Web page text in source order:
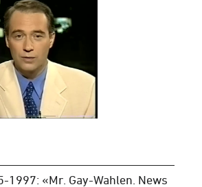
1997: «Mr. Gay-Wahlen. News